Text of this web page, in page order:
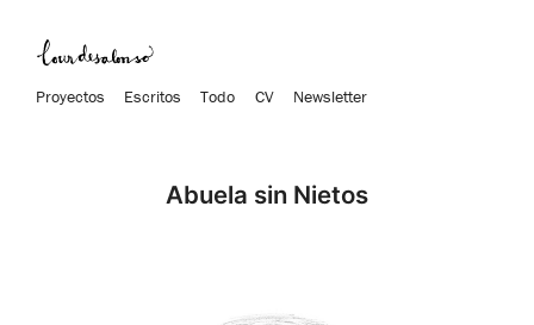
Proyectos Escritos Todo CV Newsletter
Abuela sin Nietos